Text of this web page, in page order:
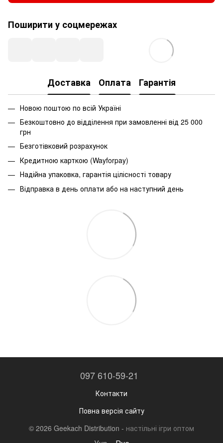
Поширити у соцмережах
Доставка Оплата Гарантія
Новою поштою по всій Україні
Безкоштовно до відділення при замовленні від 25 000
грн
Безготівковий розрахунок
Кредитною карткою (Wayforpay)
Надійна упаковка, гарантія цілісності товару
Відправка в день оплати або на наступний день
097 610-59-21
Контакти
Повна версія сайту
© 2026 Geekach Distribution - настільні ігри оптом